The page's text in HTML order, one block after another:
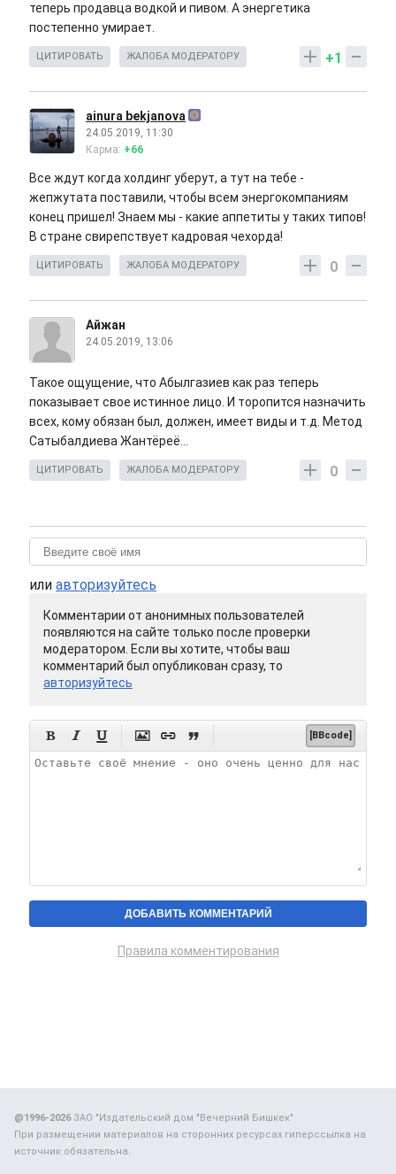
теперь продавца водкой и пивом. А энергетика
постепенно умирает.
+1
ЦИТИРОВАТЬ ЖАЛОБА МОДЕРАТОРУ
ainura bekjanova
24.05.2019, 11:30
Карма: +66
Все ждут когда холдинг уберут, а тут на тебе -
жепжутата поставили, чтобы всем энергокомпаниям
конец пришел! Знаем мы - какие аппетиты у таких типов!
В стране свирепствует кадровая чехорда!
0
ЦИТИРОВАТЬ ЖАЛОБА МОДЕРАТОРУ
Айжан
24.05.2019, 13:06
Такое ощущение, что Абылгазиев как раз теперь
показывает свое истинное лицо. И торопится назначить
всех, кому обязан был, должен, имеет виды и т.д. Метод
Сатыбалдиева Жантёреё...
0
ЦИТИРОВАТЬ ЖАЛОБА МОДЕРАТОРУ
или авторизуйтесь
Комментарии от анонимных пользователей
появляются на сайте только после проверки
модератором. Если вы хотите, чтобы ваш
комментарий был опубликован сразу, то
авторизуйтесь
      [BBcode]
Правила комментирования
@1996-2026ЗАО "Издательский дом "Вечерний Бишкек"
При размещении материалов на сторонних ресурсах гиперссылка на
источник обязательна.